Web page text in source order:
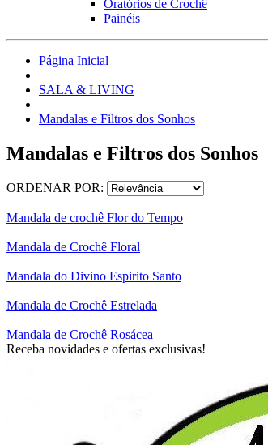
Oratórios de Crochê
Painéis
Página Inicial
SALA & LIVING
Mandalas e Filtros dos Sonhos
Mandalas e Filtros dos Sonhos
ORDENAR POR:
Mandala de crochê Flor do Tempo
Mandala de Crochê Floral
Mandala do Divino Espirito Santo
Mandala de Crochê Estrelada
Mandala de Crochê Rosácea
Receba novidades e ofertas exclusivas!